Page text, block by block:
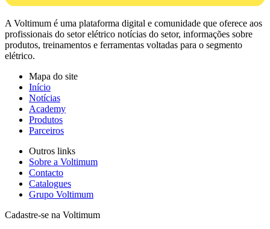
A Voltimum é uma plataforma digital e comunidade que oferece aos
profissionais do setor elétrico notícias do setor, informações sobre
produtos, treinamentos e ferramentas voltadas para o segmento
elétrico.
Mapa do site
Início
Notícias
Academy
Produtos
Parceiros
Outros links
Sobre a Voltimum
Contacto
Catalogues
Grupo Voltimum
Cadastre-se na Voltimum